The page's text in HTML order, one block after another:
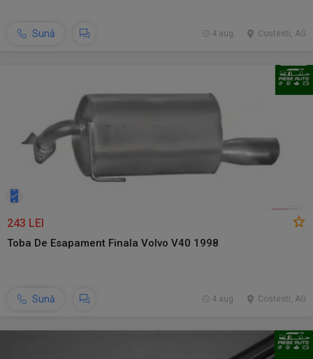
Sună Costesti, AG
4 aug.
243 LEI
Toba De Esapament Finala Volvo V40 1998
Sună Costesti, AG
4 aug.